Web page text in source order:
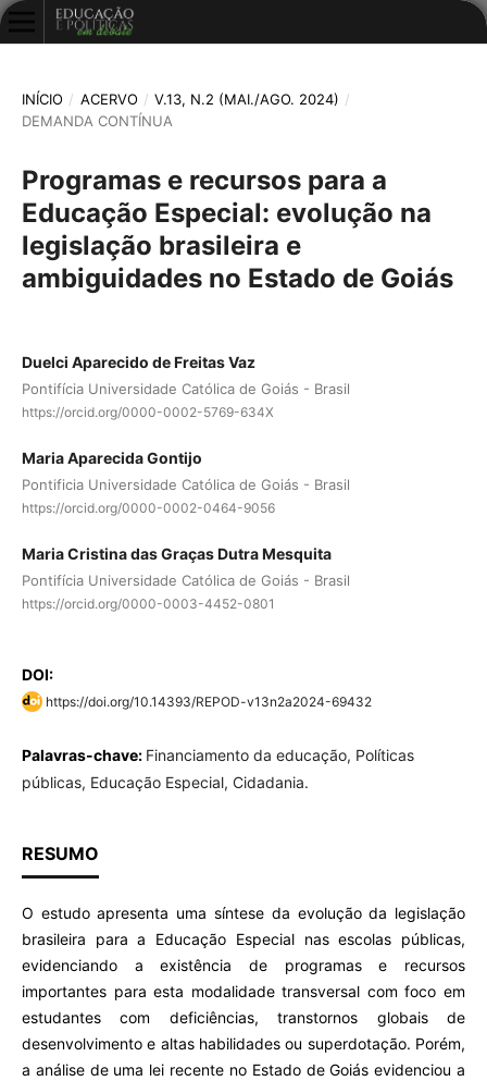
INÍCIO / ACERVO / V.13, N.2 (MAI./AGO. 2024) /
DEMANDA CONTÍNUA
Programas e recursos para a
Educação Especial: evolução na
legislação brasileira e
ambiguidades no Estado de Goiás
Duelci Aparecido de Freitas Vaz
Pontifícia Universidade Católica de Goiás - Brasil
https://orcid.org/0000-0002-5769-634X
Maria Aparecida Gontijo
Pontificia Universidade Católica de Goiás - Brasil
https://orcid.org/0000-0002-0464-9056
Maria Cristina das Graças Dutra Mesquita
Pontifícia Universidade Católica de Goiás - Brasil
https://orcid.org/0000-0003-4452-0801
DOI:
https://doi.org/10.14393/REPOD-v13n2a2024-69432
Palavras-chave: Financiamento da educação, Políticas
públicas, Educação Especial, Cidadania.
RESUMO
O estudo apresenta uma síntese da evolução da legislação
brasileira para a Educação Especial nas escolas públicas,
evidenciando a existência de programas e recursos
importantes para esta modalidade transversal com foco em
estudantes com deficiências, transtornos globais de
desenvolvimento e altas habilidades ou superdotação. Porém,
a análise de uma lei recente no Estado de Goiás evidenciou a